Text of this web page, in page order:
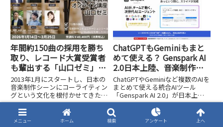
年間約150曲の採用を勝ち
取り、レコード大賞受賞者
も輩出する「山口ゼミ」の
凡人がプロ作曲家になるた
めの仕組み
2013年1月にスタートし、日本の
音楽制作シーンにコーライティン
グという文化を根付かせてきた作
曲家育成講座「山口ゼミ」。3ヶ
月を1期として活動を続けてきた
この講座が、2025年1月をもっ
ChatGPTもGeminiもまと
めて使える？ Genspark AI
2.0日本上陸、音楽制作に
も効く統合AIを検証
ChatGPTやGeminiなど複数のAIを
まとめて使える統合AIツール
「Genspark AI 2.0」が日本上陸
しました。音楽制作への活用法を
検証します。
MIDI
メニュー
ホーム 検索 アンケート 上へ